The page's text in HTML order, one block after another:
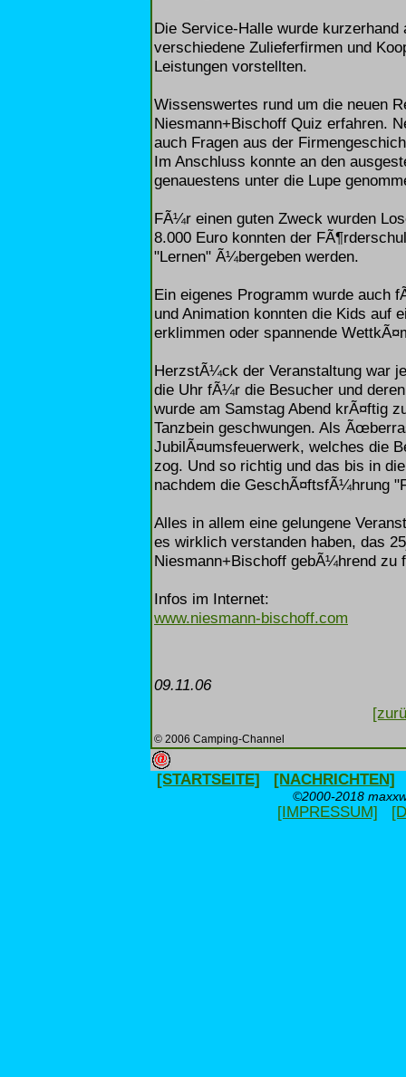
Die Service-Halle wurde
verschiedene Zulieferfirmen und
Leistungen vorstellten.
Wissenswertes rund um die neuen
Niesmann+Bischoff Quiz erfahren.
auch Fragen aus der
Im Anschluss konnte an den
genauestens unter die Lupe
FÃ¼r einen guten Zweck wurden
8.000 Euro konnten der
"Lernen" Ã¼bergeben werden.
Ein eigenes Programm wurde auch
und Animation konnten die Kids auf
erklimmen oder spannende
HerzstÃ¼ck der Veranstaltung war
die Uhr fÃ¼r die Besucher und
wurde am Samstag Abend krÃ¤ftig
Tanzbein geschwungen. Als
JubilÃ¤umsfeuerwerk, welches die
zog. Und so richtig und das bis in
nachdem die GeschÃ¤ftsfÃ¼hrung
Alles in allem eine gelungene
es wirklich verstanden haben, das
Niesmann+Bischoff gebÃ¼hrend zu
Infos im Internet:
www.niesmann-bischoff.com
09.11.06
© 2006 Camping-Channel
[STARTSEITE] [NACHRICHTEN]
©2000-2018
[IMPRESSUM]